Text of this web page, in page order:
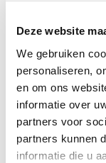
Deze website
We gebruiken
personaliseren,
en om ons
informatie over
partners voor
partners kunnen
informatie die u
bbb
Naast de
Bosch ook een
aan kracht,
krachttraining,
rooster. Ontdek